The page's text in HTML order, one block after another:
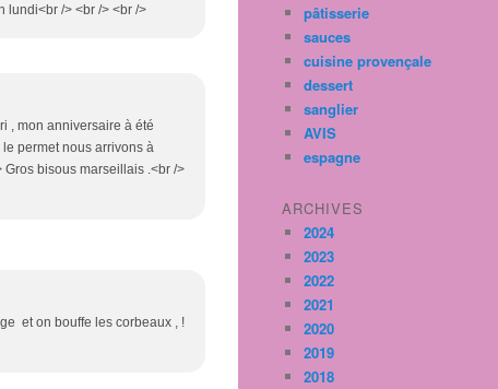
lundi<br /> <br /> <br />
, mon anniversaire à été
permet nous arrivons à
bisous marseillais .<br />
et on bouffe les corbeaux , !
pâtisserie
sauces
cuisine provençale
dessert
sanglier
AVIS
espagne
ARCHIVES
2024
2023
2022
2021
2020
2019
2018